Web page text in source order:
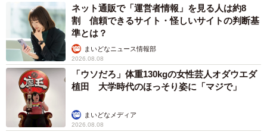
ネット通販で「運営者情報」を見る人は約8
割 信頼できるサイト・怪しいサイトの判断基
準とは？
まいどなニュース情報部
2026.08.08
「ウソだろ」体重130kgの女性芸人オダウエダ
植田 大学時代のほっそり姿に「マジで」
まいどなメディア
2026.08.08